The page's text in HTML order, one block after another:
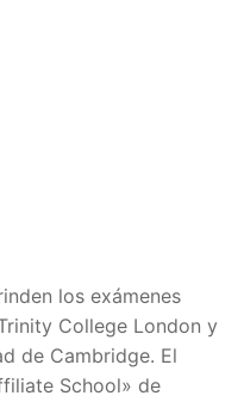
los exámenes
College London y
de Cambridge. El
School» de